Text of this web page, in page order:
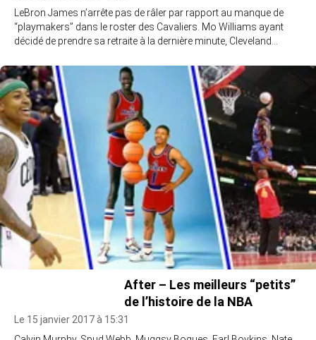
LeBron James n’arrête pas de râler par rapport au manque de
“playmakers” dans le roster des Cavaliers. Mo Williams ayant
décidé de prendre sa retraite à la dernière minute, Cleveland…
After – Les meilleurs “petits”
de l’histoire de la NBA
Le 15 janvier 2017 à 15:31